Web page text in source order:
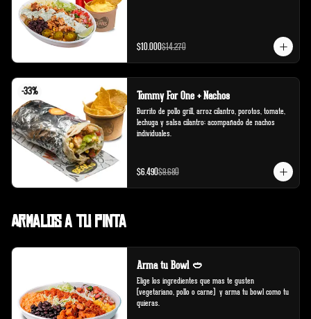
$10.000$14.270
-33% Tommy For One + Nachos
Burrito de pollo grill, arroz cilantro, porotos, tomate,
lechuga y salsa cilantro; acompañado de nachos
individuales.
$6.490$9.680
Armalos a tu pinta
Arma tu Bowl 🥙
Elige los ingredientes que mas te gusten
(vegetariano, pollo o carne)  y arma tu bowl como tu
quieras.